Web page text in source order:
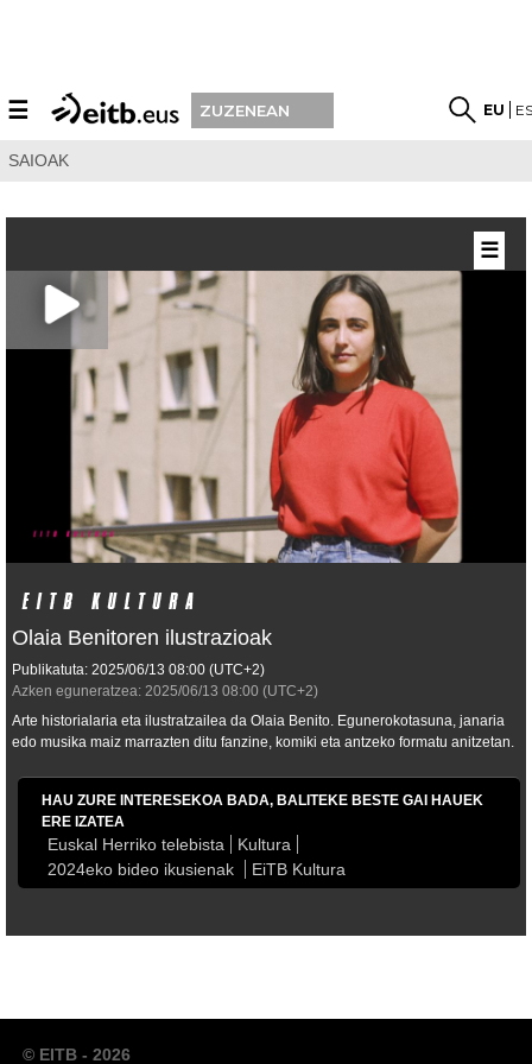
☰ ZUZENEAN EU
SAIOAK
Olaia Benitoren ilustrazioak
Publikatuta: 2025/06/13 08:00 (UTC+2)
Azken eguneratzea: 2025/06/13 08:00 (UTC+2)
Arte historialaria eta ilustratzailea da Olaia Benito. Egunerokotasuna, janaria
edo musika maiz marrazten ditu fanzine, komiki eta antzeko formatu anitzetan.
HAU ZURE INTERESEKOA BADA, BALITEKE BESTE GAI HAUEK
ERE IZATEA
Euskal Herriko telebista
Kultura
2024eko bideo ikusienak
EiTB Kultura
☰
© EITB - 2026